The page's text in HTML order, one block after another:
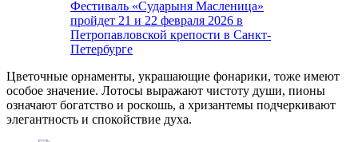
Фестиваль «Сударыня Масленица»
пройдет 21 и 22 февраля 2026 в
Петропавловской крепости в Санкт-
Петербурге
Цветочные орнаменты, украшающие фонарики, тоже имеют
особое значение. Лотосы выражают чистоту души, пионы
означают богатство и роскошь, а хризантемы подчеркивают
элегантность и спокойствие духа.